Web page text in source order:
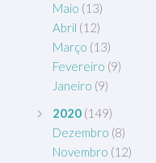
Maio (13)
Abril (12)
Março (13)
Fevereiro (9)
Janeiro (9)
2020 (149)
Dezembro (8)
Novembro (12)